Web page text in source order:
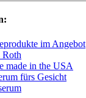
im Angebot
Roth
made in the USA
fürs Gesicht